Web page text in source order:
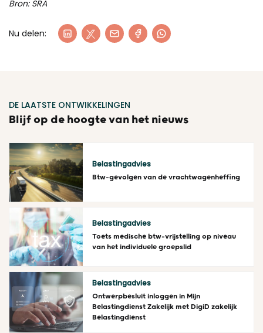
Bron: SRA
Nu delen:
DE LAATSTE ONTWIKKELINGEN
Blijf op de hoogte van het nieuws
Lees meer
Belastingadvies
Btw-gevolgen van de vrachtwagenheffing
Lees meer
Belastingadvies
Toets medische btw-vrijstelling op niveau
van het individuele groepslid
Belastingadvies
Ontwerpbesluit inloggen in Mijn
Belastingdienst Zakelijk met DigiD zakelijk
Belastingdienst